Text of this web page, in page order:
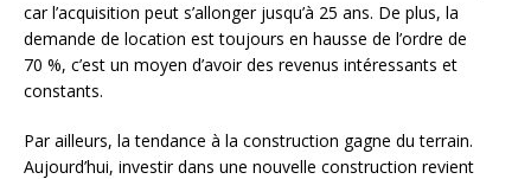
car l’acquisition peut s’allonger jusqu’à 25 ans. De plus, la
demande de location est toujours en hausse de l’ordre de
70 %, c’est un moyen d’avoir des revenus intéressants et
constants.
Par ailleurs, la tendance à la construction gagne du terrain.
Aujourd’hui, investir dans une nouvelle construction revient